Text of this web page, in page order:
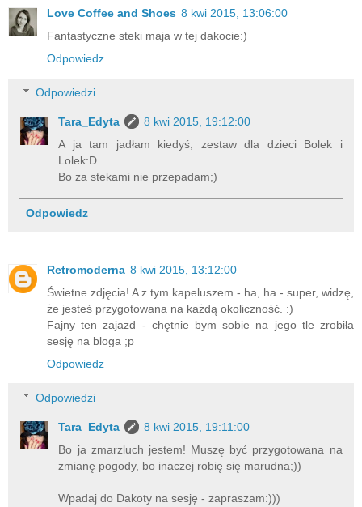
Love Coffee and Shoes 8 kwi 2015, 13:06:00
Fantastyczne steki maja w tej dakocie:)
Odpowiedz
Odpowiedzi
Tara_Edyta
8 kwi 2015, 19:12:00
A ja tam jadłam kiedyś, zestaw dla dzieci Bolek i
Lolek:D
Bo za stekami nie przepadam;)
Odpowiedz
Retromoderna 8 kwi 2015, 13:12:00
Świetne zdjęcia! A z tym kapeluszem - ha, ha - super, widzę,
że jesteś przygotowana na każdą okoliczność. :)
Fajny ten zajazd - chętnie bym sobie na jego tle zrobiła
sesję na bloga ;p
Odpowiedz
Odpowiedzi
Tara_Edyta
8 kwi 2015, 19:11:00
Bo ja zmarzluch jestem! Muszę być przygotowana na
zmianę pogody, bo inaczej robię się marudna;))
Wpadaj do Dakoty na sesję - zapraszam:)))